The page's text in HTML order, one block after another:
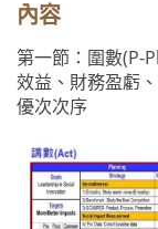
內容
第一節：圍數(P-
效益、財務盈虧
優次次序